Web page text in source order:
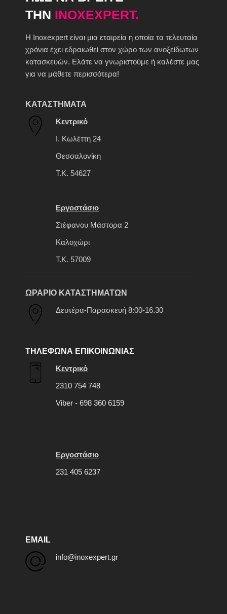
ΤΗΝ INOXEXPERT.
H Inoxexpert είναι μια εταιρεία η οποία τα τελευταία
χρόνια έχει εδραιωθεί στον χώρο των ανοξείδωτων
κατασκευών. Ελάτε να γνωριστούμε ή καλέστε μας
για να μάθετε περισσότερα!
ΚΑΤΑΣΤΗΜΑΤΑ
Κεντρικό
Ι. Κωλέττη 24
Θεσσαλονίκη
Τ.Κ. 54627
Εργοστάσιο
Στέφανου Μάστορα 2
Καλοχώρι
Τ.Κ. 57009
ΩΡΑΡΙΟ ΚΑΤΑΣΤΗΜΑΤΩΝ
Δευτέρα-Παρασκευή 8:00-16.30
ΤΗΛΕΦΩΝΑ ΕΠΙΚΟΙΝΩΝΙΑΣ
Κεντρικό
2310 754 748
Viber - 698 360 6159
Εργοστάσιο
231 405 6237
EMAIL
info@inoxexpert.gr